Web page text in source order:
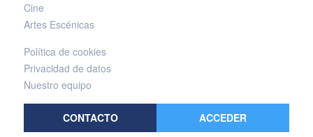
Cine
Artes Escénicas
Política de cookies
Privacidad de datos
Nuestro equipo
CONTACTO ACCEDER